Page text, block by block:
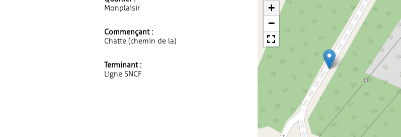
Monplaisir
Commençant :
Chatte (chemin de la)
Terminant :
Ligne SNCF
+
−